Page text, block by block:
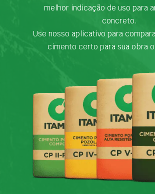
melhor indicação de uso para
concreto.
Use nosso aplicativo para
cimento certo para sua obra